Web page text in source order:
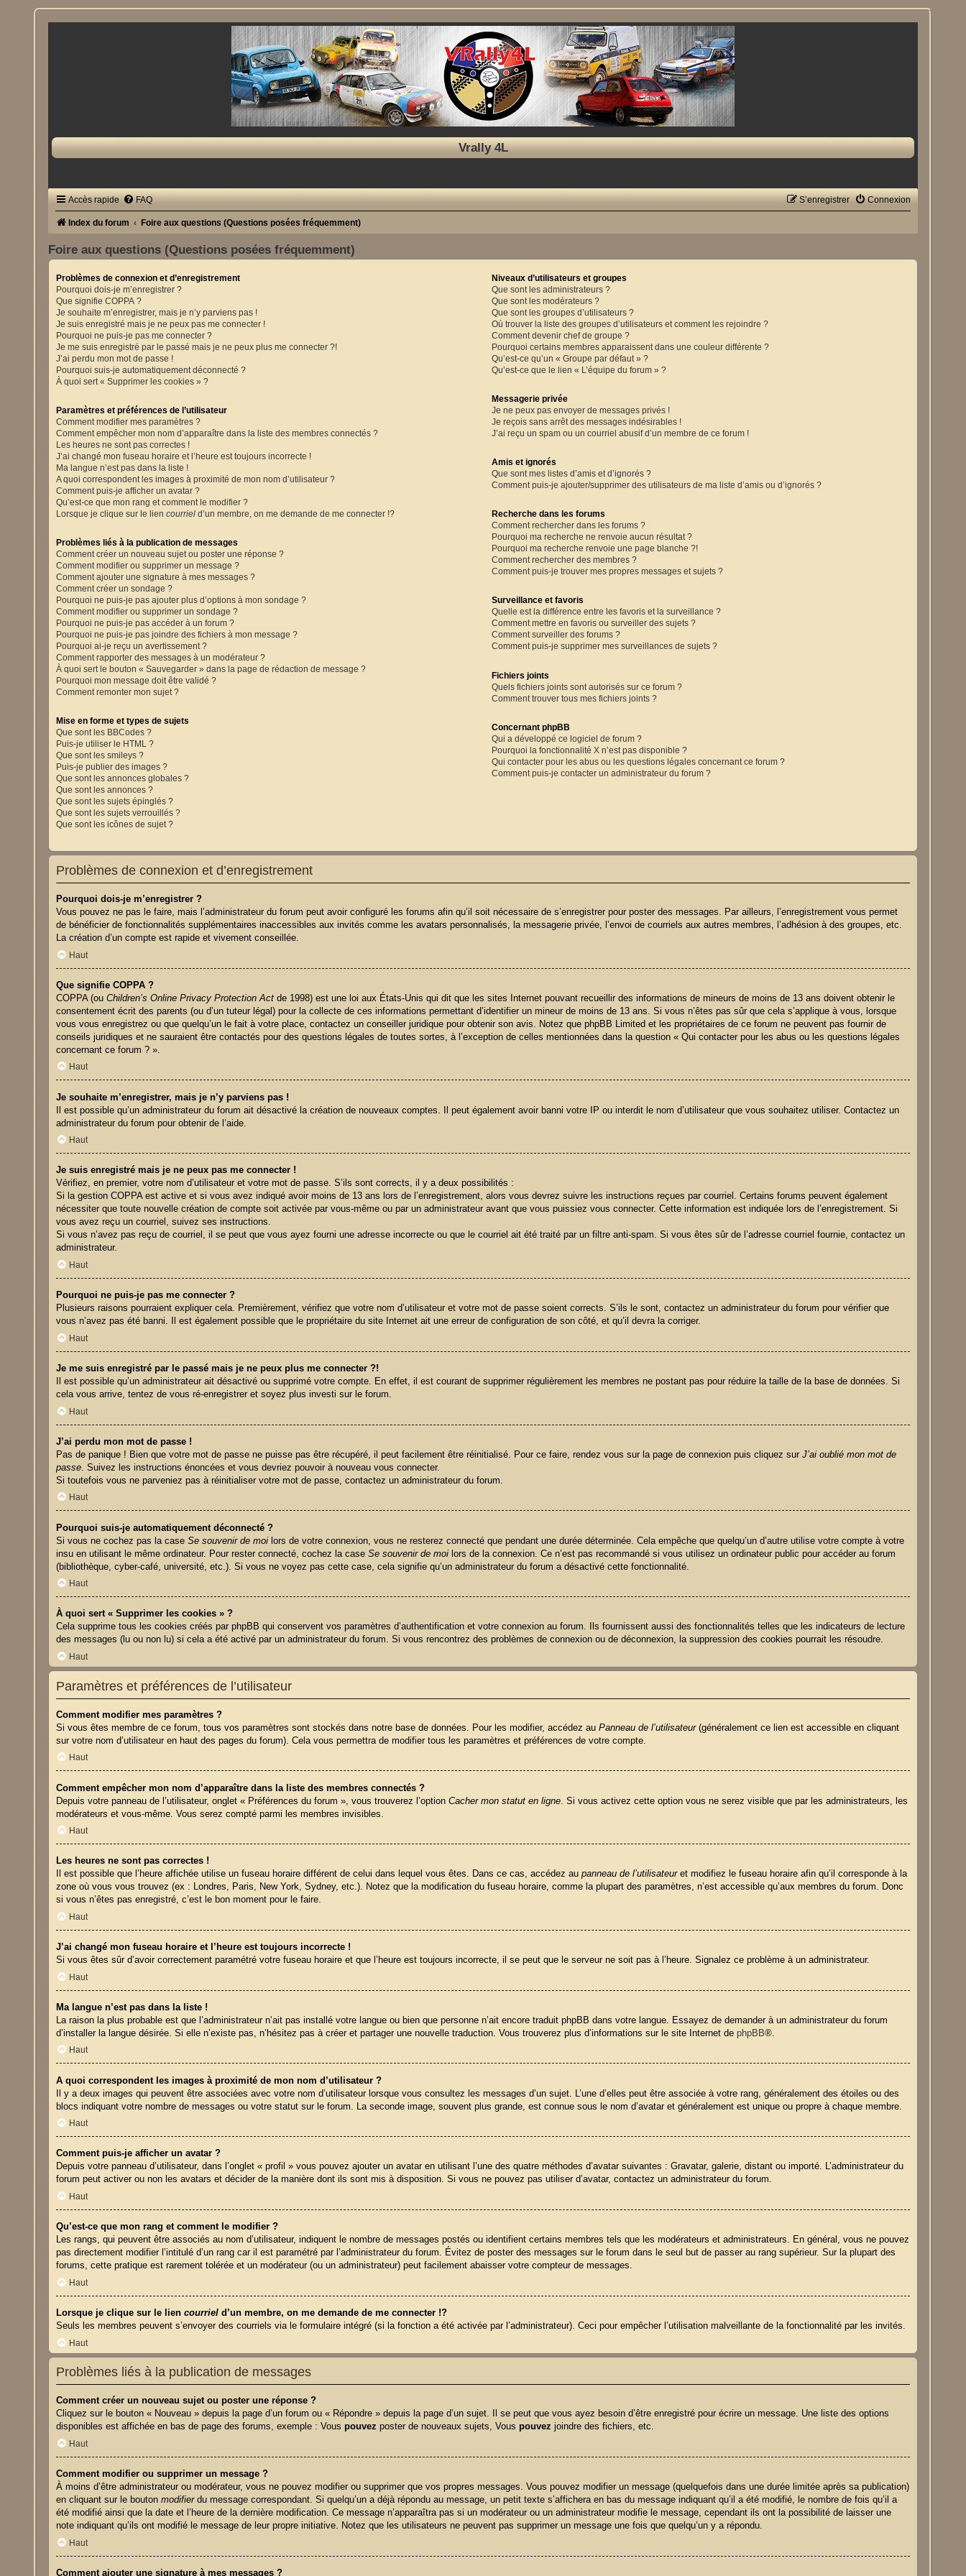
Vrally 4L
Accès rapide FAQ Connexion
S’enregistrer
Index du forum Foire aux questions (Questions posées fréquemment)
Foire aux questions (Questions posées fréquemment)
Problèmes de connexion et d’enregistrement
Pourquoi dois-je m’enregistrer ?
Que signifie COPPA ?
Je souhaite m’enregistrer, mais je n’y parviens pas !
Je suis enregistré mais je ne peux pas me connecter !
Pourquoi ne puis-je pas me connecter ?
Je me suis enregistré par le passé mais je ne peux plus me connecter ?!
J’ai perdu mon mot de passe !
Pourquoi suis-je automatiquement déconnecté ?
À quoi sert « Supprimer les cookies » ?
Paramètres et préférences de l’utilisateur
Comment modifier mes paramètres ?
Comment empêcher mon nom d’apparaître dans la liste des membres connectés ?
Les heures ne sont pas correctes !
J’ai changé mon fuseau horaire et l’heure est toujours incorrecte !
Ma langue n’est pas dans la liste !
A quoi correspondent les images à proximité de mon nom d’utilisateur ?
Comment puis-je afficher un avatar ?
Qu’est-ce que mon rang et comment le modifier ?
Lorsque je clique sur le liencourriel d’un membre, on me demande de me connecter !?
Problèmes liés à la publication de messages
Comment créer un nouveau sujet ou poster une réponse ?
Comment modifier ou supprimer un message ?
Comment ajouter une signature à mes messages ?
Comment créer un sondage ?
Pourquoi ne puis-je pas ajouter plus d’options à mon sondage ?
Comment modifier ou supprimer un sondage ?
Pourquoi ne puis-je pas accéder à un forum ?
Pourquoi ne puis-je pas joindre des fichiers à mon message ?
Pourquoi ai-je reçu un avertissement ?
Comment rapporter des messages à un modérateur ?
À quoi sert le bouton « Sauvegarder » dans la page de rédaction de message ?
Pourquoi mon message doit être validé ?
Comment remonter mon sujet ?
Mise en forme et types de sujets
Que sont les BBCodes ?
Puis-je utiliser le HTML ?
Que sont les smileys ?
Puis-je publier des images ?
Que sont les annonces globales ?
Que sont les annonces ?
Que sont les sujets épinglés ?
Que sont les sujets verrouillés ?
Que sont les icônes de sujet ?
Niveaux d’utilisateurs et groupes
Que sont les administrateurs ?
Que sont les modérateurs ?
Que sont les groupes d’utilisateurs ?
Où trouver la liste des groupes d’utilisateurs et comment les rejoindre ?
Comment devenir chef de groupe ?
Pourquoi certains membres apparaissent dans une couleur différente ?
Qu’est-ce qu’un « Groupe par défaut » ?
Qu’est-ce que le lien « L’équipe du forum » ?
Messagerie privée
Je ne peux pas envoyer de messages privés !
Je reçois sans arrêt des messages indésirables !
J’ai reçu un spam ou un courriel abusif d’un membre de ce forum !
Amis et ignorés
Que sont mes listes d’amis et d’ignorés ?
Comment puis-je ajouter/supprimer des utilisateurs de ma liste d’amis ou d’ignorés ?
Recherche dans les forums
Comment rechercher dans les forums ?
Pourquoi ma recherche ne renvoie aucun résultat ?
Pourquoi ma recherche renvoie une page blanche ?!
Comment rechercher des membres ?
Comment puis-je trouver mes propres messages et sujets ?
Surveillance et favoris
Quelle est la différence entre les favoris et la surveillance ?
Comment mettre en favoris ou surveiller des sujets ?
Comment surveiller des forums ?
Comment puis-je supprimer mes surveillances de sujets ?
Fichiers joints
Quels fichiers joints sont autorisés sur ce forum ?
Comment trouver tous mes fichiers joints ?
Concernant phpBB
Qui a développé ce logiciel de forum ?
Pourquoi la fonctionnalité X n’est pas disponible ?
Qui contacter pour les abus ou les questions légales concernant ce forum ?
Comment puis-je contacter un administrateur du forum ?
Problèmes de connexion et d’enregistrement
Pourquoi dois-je m’enregistrer ?
Vous pouvez ne pas le faire, mais l’administrateur du forum peut avoir configuré les forums afin qu’il soit nécessaire de s’enregistrer pour poster des messages. Par ailleurs, l’enregistrement vous permet
de bénéficier de fonctionnalités supplémentaires inaccessibles aux invités comme les avatars personnalisés, la messagerie privée, l’envoi de courriels aux autres membres, l’adhésion à des groupes, etc.
La création d’un compte est rapide et vivement conseillée.
Haut
Que signifie COPPA ?
COPPA (ouChildren’s Online Privacy Protection Act de 1998) est une loi aux États-Unis qui dit que les sites Internet pouvant recueillir des informations de mineurs de moins de 13 ans doivent obtenir le
consentement écrit des parents (ou d’un tuteur légal) pour la collecte de ces informations permettant d’identifier un mineur de moins de 13 ans. Si vous n’êtes pas sûr que cela s’applique à vous, lorsque
vous vous enregistrez ou que quelqu’un le fait à votre place, contactez un conseiller juridique pour obtenir son avis. Notez que phpBB Limited et les propriétaires de ce forum ne peuvent pas fournir de
conseils juridiques et ne sauraient être contactés pour des questions légales de toutes sortes, à l’exception de celles mentionnées dans la question « Qui contacter pour les abus ou les questions légales
concernant ce forum ? ».
Haut
Je souhaite m’enregistrer, mais je n’y parviens pas !
Il est possible qu’un administrateur du forum ait désactivé la création de nouveaux comptes. Il peut également avoir banni votre IP ou interdit le nom d’utilisateur que vous souhaitez utiliser. Contactez un
administrateur du forum pour obtenir de l’aide.
Haut
Je suis enregistré mais je ne peux pas me connecter !
Vérifiez, en premier, votre nom d’utilisateur et votre mot de passe. S’ils sont corrects, il y a deux possibilités :
Si la gestion COPPA est active et si vous avez indiqué avoir moins de 13 ans lors de l’enregistrement, alors vous devrez suivre les instructions reçues par courriel. Certains forums peuvent également
nécessiter que toute nouvelle création de compte soit activée par vous-même ou par un administrateur avant que vous puissiez vous connecter. Cette information est indiquée lors de l’enregistrement. Si
vous avez reçu un courriel, suivez ses instructions.
Si vous n’avez pas reçu de courriel, il se peut que vous ayez fourni une adresse incorrecte ou que le courriel ait été traité par un filtre anti-spam. Si vous êtes sûr de l’adresse courriel fournie, contactez un
administrateur.
Haut
Pourquoi ne puis-je pas me connecter ?
Plusieurs raisons pourraient expliquer cela. Premièrement, vérifiez que votre nom d’utilisateur et votre mot de passe soient corrects. S’ils le sont, contactez un administrateur du forum pour vérifier que
vous n’avez pas été banni. Il est également possible que le propriétaire du site Internet ait une erreur de configuration de son côté, et qu’il devra la corriger.
Haut
Je me suis enregistré par le passé mais je ne peux plus me connecter ?!
Il est possible qu’un administrateur ait désactivé ou supprimé votre compte. En effet, il est courant de supprimer régulièrement les membres ne postant pas pour réduire la taille de la base de données. Si
cela vous arrive, tentez de vous ré-enregistrer et soyez plus investi sur le forum.
Haut
J’ai perdu mon mot de passe !
Pas de panique ! Bien que votre mot de passe ne puisse pas être récupéré, il peut facilement être réinitialisé. Pour ce faire, rendez vous sur la page de connexion puis cliquez surJ’ai oublié mon mot de
passe . Suivez les instructions énoncées et vous devriez pouvoir à nouveau vous connecter.
Si toutefois vous ne parveniez pas à réinitialiser votre mot de passe, contactez un administrateur du forum.
Haut
Pourquoi suis-je automatiquement déconnecté ?
Si vous ne cochez pas la caseSe souvenir de moi lors de votre connexion, vous ne resterez connecté que pendant une durée déterminée. Cela empêche que quelqu’un d’autre utilise votre compte à votre
insu en utilisant le même ordinateur. Pour rester connecté, cochez la caseSe souvenir de moi lors de la connexion. Ce n’est pas recommandé si vous utilisez un ordinateur public pour accéder au forum
(bibliothèque, cyber-café, université, etc.). Si vous ne voyez pas cette case, cela signifie qu’un administrateur du forum a désactivé cette fonctionnalité.
Haut
À quoi sert « Supprimer les cookies » ?
Cela supprime tous les cookies créés par phpBB qui conservent vos paramètres d’authentification et votre connexion au forum. Ils fournissent aussi des fonctionnalités telles que les indicateurs de lecture
des messages (lu ou non lu) si cela a été activé par un administrateur du forum. Si vous rencontrez des problèmes de connexion ou de déconnexion, la suppression des cookies pourrait les résoudre.
Haut
Paramètres et préférences de l’utilisateur
Comment modifier mes paramètres ?
Si vous êtes membre de ce forum, tous vos paramètres sont stockés dans notre base de données. Pour les modifier, accédez auPanneau de l’utilisateur(généralement ce lien est accessible en cliquant
sur votre nom d’utilisateur en haut des pages du forum). Cela vous permettra de modifier tous les paramètres et préférences de votre compte.
Haut
Comment empêcher mon nom d’apparaître dans la liste des membres connectés ?
Depuis votre panneau de l’utilisateur, onglet « Préférences du forum », vous trouverez l’optionCacher mon statut en ligne . Si vous activez cette option vous ne serez visible que par les administrateurs, les
modérateurs et vous-même. Vous serez compté parmi les membres invisibles.
Haut
Les heures ne sont pas correctes !
Il est possible que l’heure affichée utilise un fuseau horaire différent de celui dans lequel vous êtes. Dans ce cas, accédez aupanneau de l’utilisateuret modifiez le fuseau horaire afin qu’il corresponde à la
zone où vous vous trouvez (ex : Londres, Paris, New York, Sydney, etc.). Notez que la modification du fuseau horaire, comme la plupart des paramètres, n’est accessible qu’aux membres du forum. Donc
si vous n’êtes pas enregistré, c’est le bon moment pour le faire.
Haut
J’ai changé mon fuseau horaire et l’heure est toujours incorrecte !
Si vous êtes sûr d’avoir correctement paramétré votre fuseau horaire et que l’heure est toujours incorrecte, il se peut que le serveur ne soit pas à l’heure. Signalez ce problème à un administrateur.
Haut
Ma langue n’est pas dans la liste !
La raison la plus probable est que l’administrateur n’ait pas installé votre langue ou bien que personne n’ait encore traduit phpBB dans votre langue. Essayez de demander à un administrateur du forum
d’installer la langue désirée. Si elle n’existe pas, n’hésitez pas à créer et partager une nouvelle traduction. Vous trouverez plus d’informations sur le site Internet dephpBB®.
Haut
A quoi correspondent les images à proximité de mon nom d’utilisateur ?
Il y a deux images qui peuvent être associées avec votre nom d’utilisateur lorsque vous consultez les messages d’un sujet. L’une d’elles peut être associée à votre rang, généralement des étoiles ou des
blocs indiquant votre nombre de messages ou votre statut sur le forum. La seconde image, souvent plus grande, est connue sous le nom d’avatar et généralement est unique ou propre à chaque membre.
Haut
Comment puis-je afficher un avatar ?
Depuis votre panneau d’utilisateur, dans l’onglet « profil » vous pouvez ajouter un avatar en utilisant l’une des quatre méthodes d’avatar suivantes : Gravatar, galerie, distant ou importé. L’administrateur du
forum peut activer ou non les avatars et décider de la manière dont ils sont mis à disposition. Si vous ne pouvez pas utiliser d’avatar, contactez un administrateur du forum.
Haut
Qu’est-ce que mon rang et comment le modifier ?
Les rangs, qui peuvent être associés au nom d’utilisateur, indiquent le nombre de messages postés ou identifient certains membres tels que les modérateurs et administrateurs. En général, vous ne pouvez
pas directement modifier l’intitulé d’un rang car il est paramétré par l’administrateur du forum. Évitez de poster des messages sur le forum dans le seul but de passer au rang supérieur. Sur la plupart des
forums, cette pratique est rarement tolérée et un modérateur (ou un administrateur) peut facilement abaisser votre compteur de messages.
Haut
Lorsque je clique sur le liencourriel d’un membre, on me demande de me connecter !?
Seuls les membres peuvent s’envoyer des courriels via le formulaire intégré (si la fonction a été activée par l’administrateur). Ceci pour empêcher l’utilisation malveillante de la fonctionnalité par les invités.
Haut
Problèmes liés à la publication de messages
Comment créer un nouveau sujet ou poster une réponse ?
Cliquez sur le bouton « Nouveau » depuis la page d’un forum ou « Répondre » depuis la page d’un sujet. Il se peut que vous ayez besoin d’être enregistré pour écrire un message. Une liste des options
disponibles est affichée en bas de page des forums, exemple : Vouspouvez poster de nouveaux sujets, Vouspouvez joindre des fichiers, etc.
Haut
Comment modifier ou supprimer un message ?
À moins d’être administrateur ou modérateur, vous ne pouvez modifier ou supprimer que vos propres messages. Vous pouvez modifier un message (quelquefois dans une durée limitée après sa publication)
en cliquant sur le boutonmodifierdu message correspondant. Si quelqu’un a déjà répondu au message, un petit texte s’affichera en bas du message indiquant qu’il a été modifié, le nombre de fois qu’il a
été modifié ainsi que la date et l’heure de la dernière modification. Ce message n’apparaîtra pas si un modérateur ou un administrateur modifie le message, cependant ils ont la possibilité de laisser une
note indiquant qu’ils ont modifié le message de leur propre initiative. Notez que les utilisateurs ne peuvent pas supprimer un message une fois que quelqu’un y a répondu.
Haut
Comment ajouter une signature à mes messages ?